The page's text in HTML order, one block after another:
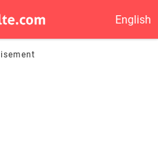
English